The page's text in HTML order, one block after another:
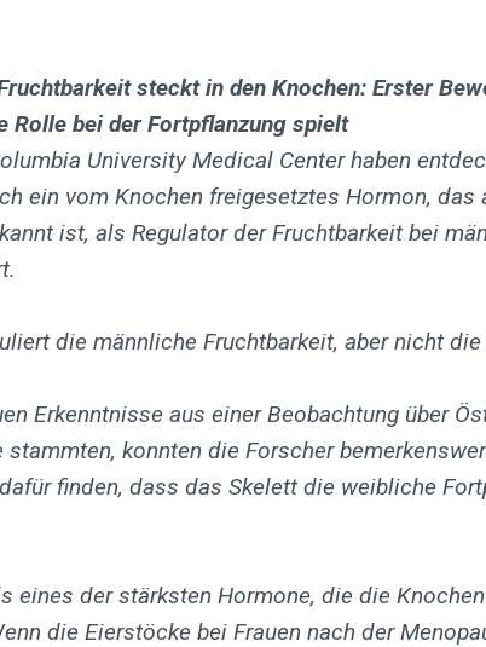
steckt in den Knochen: Erster
Rolle bei der Fortpflanzung spielt
University Medical Center haben
ein vom Knochen freigesetztes Hormon, das
ist, als Regulator der Fruchtbarkeit bei
die männliche Fruchtbarkeit, aber nicht
Erkenntnisse aus einer Beobachtung über
stammten, konnten die Forscher
finden, dass das Skelett die weibliche
eines der stärksten Hormone, die die Knochen
die Eierstöcke bei Frauen nach der